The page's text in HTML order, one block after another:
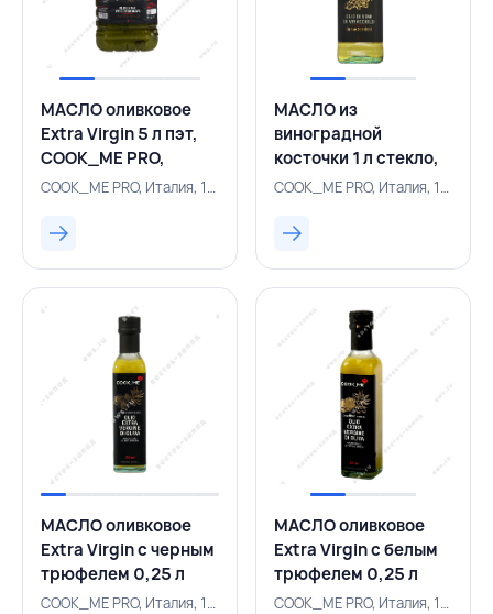
МАСЛО оливковое
Extra Virgin 5 л пэт,
COOK_ME PRO,
ИТАЛИЯ
COOK_ME PRO, Италия, 157100899
МАСЛО из
виноградной
косточки 1 л стекло,
COOK_ME PRO,
COOK_ME PRO, Италия, 157100895
МАСЛО оливковое
Extra Virgin с черным
трюфелем 0,25 л
стекло, COOK_ME
COOK_ME PRO, Италия, 157100422
МАСЛО оливковое
Extra Virgin с белым
трюфелем 0,25 л
стекло, COOK_ME
COOK_ME PRO, Италия, 157100893